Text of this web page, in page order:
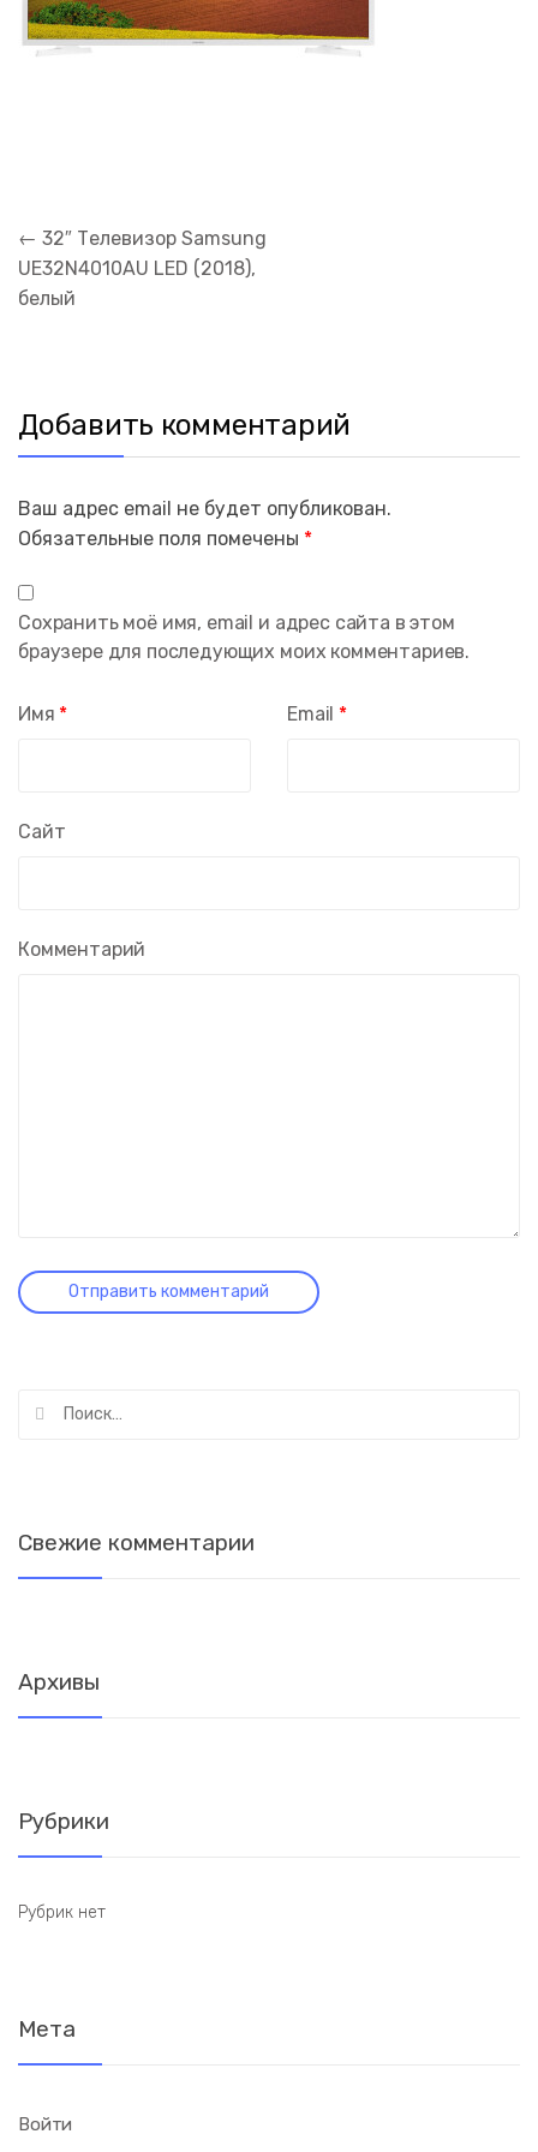
Навигация
по
записям
← 32″ Телевизор Samsung
UE32N4010AU LED (2018),
белый
Добавить комментарий
Ваш адрес email не будет опубликован.
Обязательные поля помечены *
Комментарий
Имя * Email *
Сайт
Сохранить моё имя, email и адрес сайта в этом
браузере для последующих моих комментариев.
Свежие комментарии
Архивы
Рубрики
Рубрик нет
Мета
Войти